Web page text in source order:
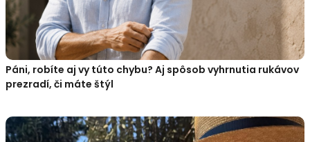
Páni, robíte aj vy túto chybu? Aj spôsob vyhrnutia rukávov
prezradí, či máte štýl